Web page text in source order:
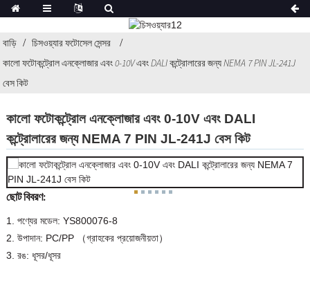
বাড়ি
চিসওয়্যার ফটোসেল সেন্সর
কালো ফটোকন্ট্রোল এনক্লোজার এবং 0-10V এবং DALI কন্ট্রোলারের জন্য NEMA 7 PIN JL-241J
বেস কিট
কালো ফটোকন্ট্রোল এনক্লোজার এবং 0-10V এবং DALI
কন্ট্রোলারের জন্য NEMA 7 PIN JL-241J বেস কিট
ছোট বিবরণ:
1. পণ্যের মডেল: YS800076-8
2. উপাদান: PC/PP （গ্রাহকের প্রয়োজনীয়তা）
3. রঙ: ধূসর/ধূসর